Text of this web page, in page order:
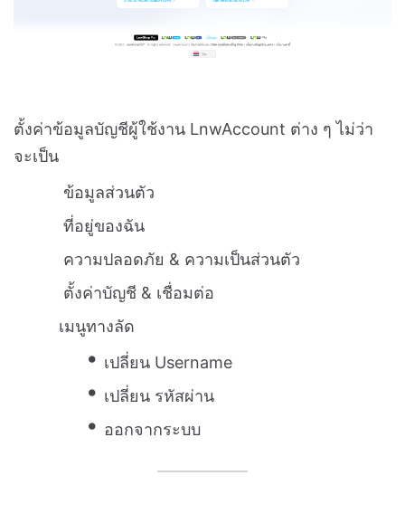
ตั้งค่าข้อมูลบัญชีผู้ใช้งาน LnwAccount ต่าง ๆ ไม่ว่า
จะเป็น
ข้อมูลส่วนตัว
ที่อยู่ของฉัน
ความปลอดภัย & ความเป็นส่วนตัว
ตั้งค่าบัญชี & เชื่อมต่อ
เมนูทางลัด
เปลี่ยน Username
เปลี่ยน รหัสผ่าน
ออกจากระบบ